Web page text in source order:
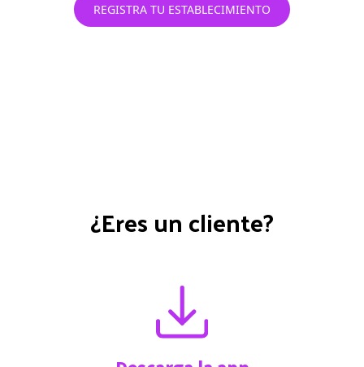
REGISTRA TU ESTABLECIMIENTO
¿Eres un cliente?